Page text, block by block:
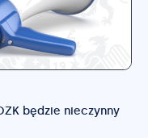
będzie nieczynny